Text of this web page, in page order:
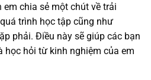
chia sẻ một chút về trải
trình học tập cũng như
phải. Điều này sẽ giúp các bạn
học hỏi từ kinh nghiệm của em